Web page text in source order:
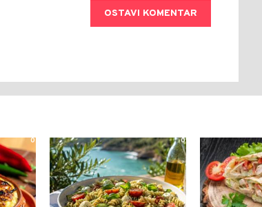
OSTAVI KOMENTAR
0 0